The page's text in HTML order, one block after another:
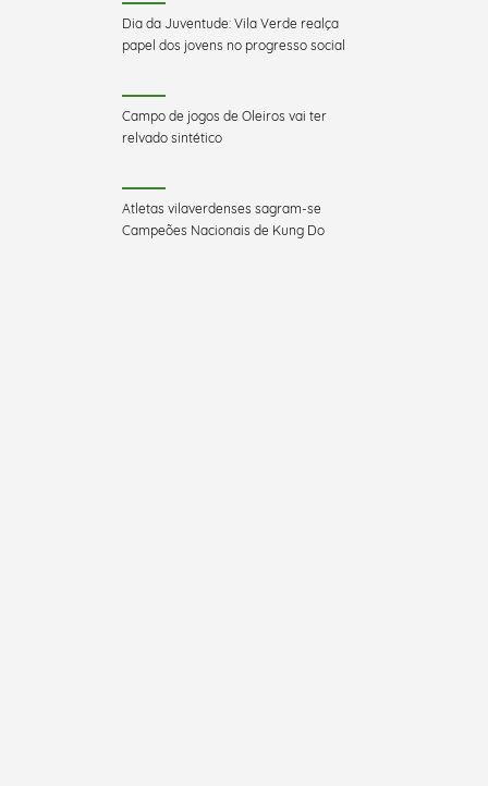
Dia da Juventude: Vila Verde realça
papel dos jovens no progresso social
Campo de jogos de Oleiros vai ter
relvado sintético
Atletas vilaverdenses sagram-se
Campeões Nacionais de Kung Do